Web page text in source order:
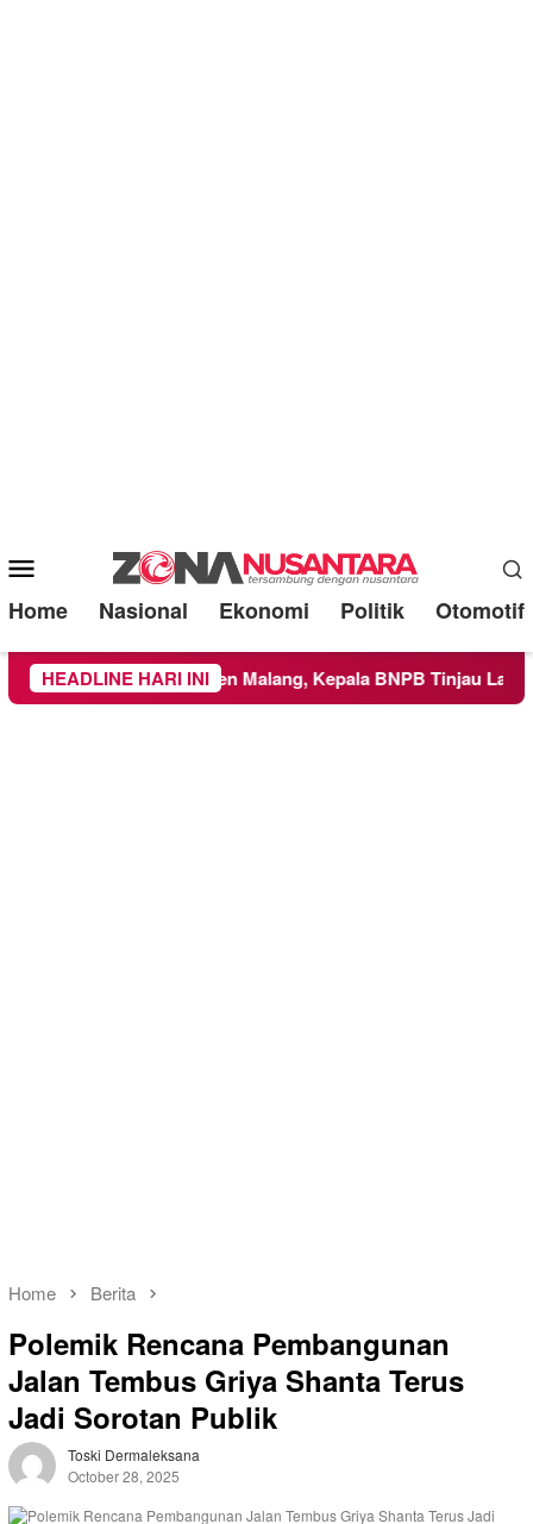
Mobile
Menu
Home Nasional Ekonomi Politik Otomotif
HEADLINE HARI INI
Kabupaten Malang, Kepala BNPB Tinjau Langsung
Home Berita
Polemik Rencana Pembangunan
Jalan Tembus Griya Shanta Terus
Jadi Sorotan Publik
Toski Dermaleksana
October 28, 2025